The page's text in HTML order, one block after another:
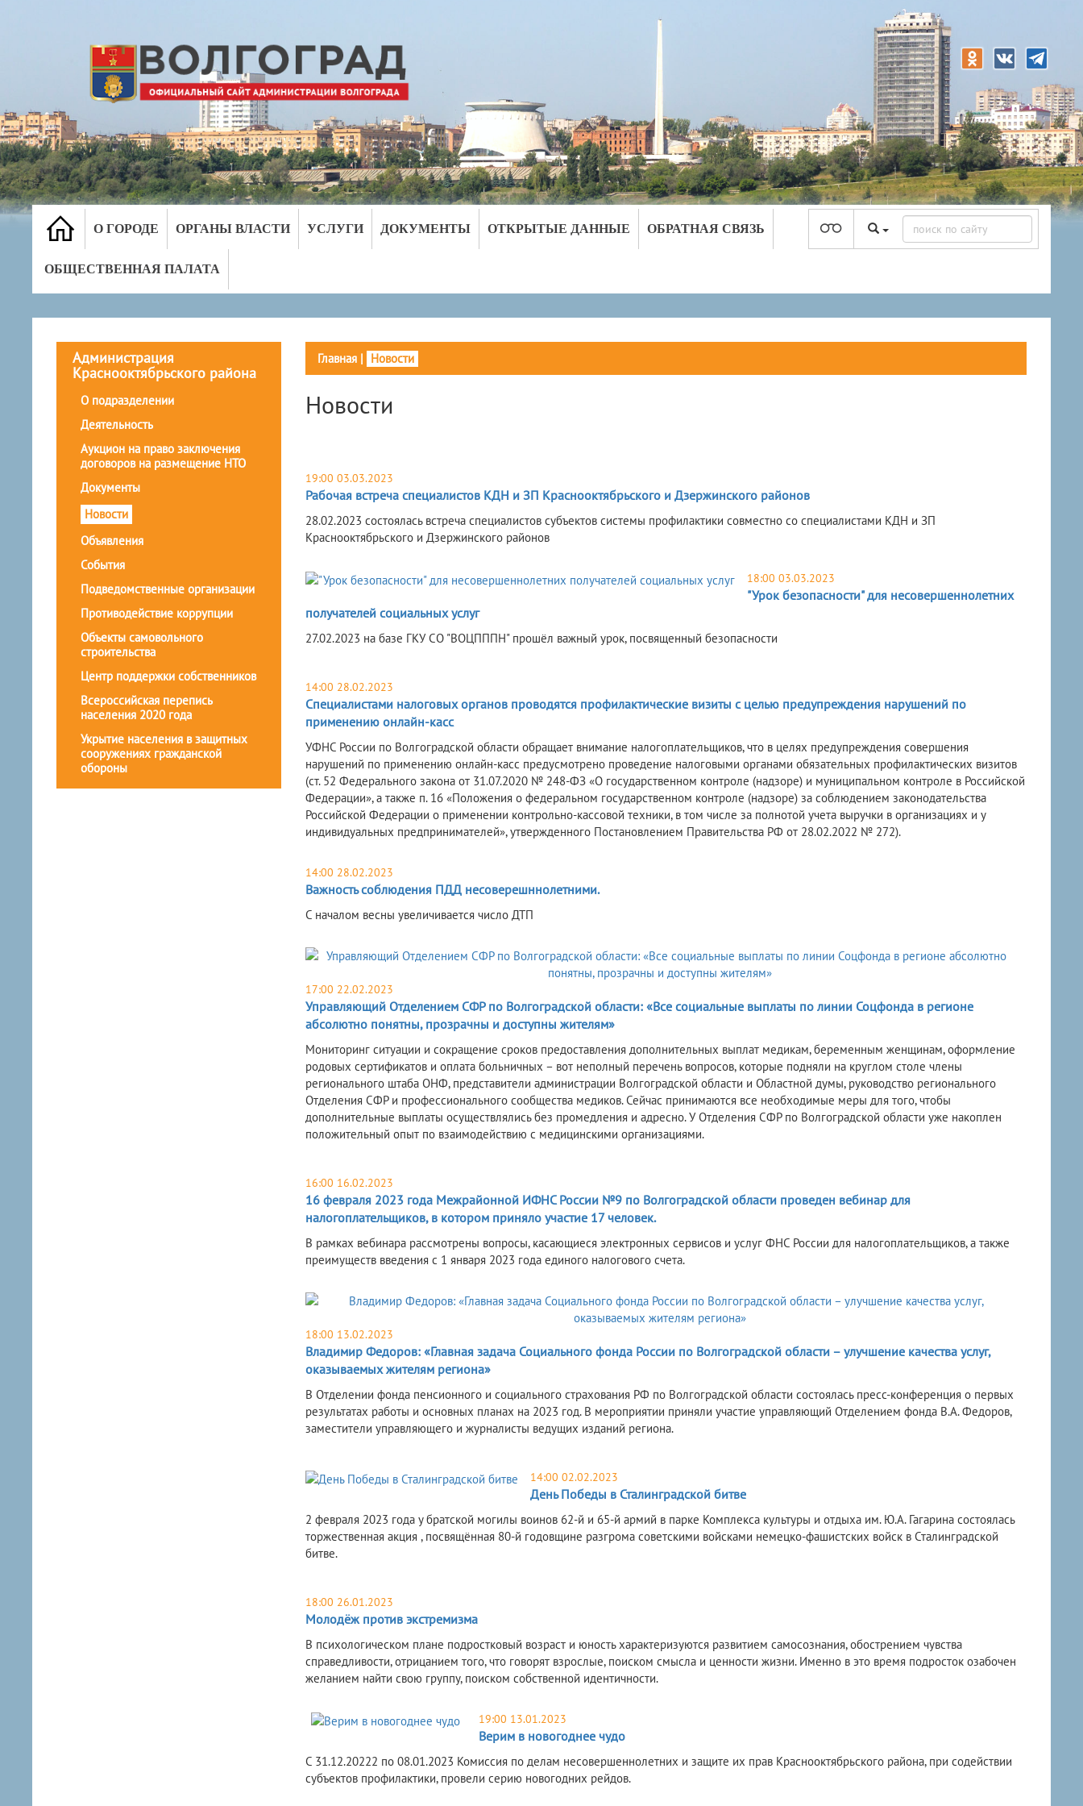
О ГОРОДЕ ОРГАНЫ ВЛАСТИ УСЛУГИ ДОКУМЕНТЫ ОТКРЫТЫЕ ДАННЫЕ ОБРАТНАЯ СВЯЗЬ
ОБЩЕСТВЕННАЯ ПАЛАТА
Администрация
Краснооктябрьского района
О подразделении
Деятельность
Аукцион на право заключения
договоров на размещение НТО
Документы
Новости
Объявления
События
Подведомственные организации
Противодействие коррупции
Объекты самовольного
строительства
Центр поддержки собственников
Всероссийская перепись
населения 2020 года
Укрытие населения в защитных
сооружениях гражданской
обороны
Главная| Новости
Новости
19:00 03.03.2023
Рабочая встреча специалистов КДН и ЗП Краснооктябрьского и Дзержинского районов
28.02.2023 состоялась встреча специалистов субъектов системы профилактики совместно со специалистами КДН и ЗП
Краснооктябрьского и Дзержинского районов
18:00 03.03.2023
"Урок безопасности" для несовершеннолетних
получателей социальных услуг
27.02.2023 на базе ГКУ СО "ВОЦПППН" прошёл важный урок, посвященный безопасности
14:00 28.02.2023
Специалистами налоговых органов проводятся профилактические визиты с целью предупреждения нарушений по
применению онлайн-касс
УФНС России по Волгоградской области обращает внимание налогоплательщиков, что в целях предупреждения совершения
нарушений по применению онлайн-касс предусмотрено проведение налоговыми органами обязательных профилактических визитов
(ст. 52 Федерального закона от 31.07.2020 № 248-ФЗ «О государственном контроле (надзоре) и муниципальном контроле в Российской
Федерации», а также п. 16 «Положения о федеральном государственном контроле (надзоре) за соблюдением законодательства
Российской Федерации о применении контрольно-кассовой техники, в том числе за полнотой учета выручки в организациях и у
индивидуальных предпринимателей», утвержденного Постановлением Правительства РФ от 28.02.2022 № 272).
14:00 28.02.2023
Важность соблюдения ПДД несоверешннолетними.
С началом весны увеличивается число ДТП
17:00 22.02.2023
Управляющий Отделением СФР по Волгоградской области: «Все социальные выплаты по линии Соцфонда в регионе
абсолютно понятны, прозрачны и доступны жителям»
Мониторинг ситуации и сокращение сроков предоставления дополнительных выплат медикам, беременным женщинам, оформление
родовых сертификатов и оплата больничных – вот неполный перечень вопросов, которые подняли на круглом столе члены
регионального штаба ОНФ, представители администрации Волгоградской области и Областной думы, руководство регионального
Отделения СФР и профессионального сообщества медиков. Сейчас принимаются все необходимые меры для того, чтобы
дополнительные выплаты осуществлялись без промедления и адресно. У Отделения СФР по Волгоградской области уже накоплен
положительный опыт по взаимодействию с медицинскими организациями.
16:00 16.02.2023
16 февраля 2023 года Межрайонной ИФНС России №9 по Волгоградской области проведен вебинар для
налогоплательщиков, в котором приняло участие 17 человек.
В рамках вебинара рассмотрены вопросы, касающиеся электронных сервисов и услуг ФНС России для налогоплательщиков, а также
преимуществ введения с 1 января 2023 года единого налогового счета.
18:00 13.02.2023
Владимир Федоров: «Главная задача Социального фонда России по Волгоградской области – улучшение качества услуг,
оказываемых жителям региона»
В Отделении фонда пенсионного и социального страхования РФ по Волгоградской области состоялась пресс-конференция о первых
результатах работы и основных планах на 2023 год. В мероприятии приняли участие управляющий Отделением фонда В.А. Федоров,
заместители управляющего и журналисты ведущих изданий региона.
14:00 02.02.2023
День Победы в Сталинградской битве
2 февраля 2023 года у братской могилы воинов 62-й и 65-й армий в парке Комплекса культуры и отдыха им. Ю.А. Гагарина состоялась
торжественная акция , посвящённая 80-й годовщине разгрома советскими войсками немецко-фашистских войск в Сталинградской
битве.
18:00 26.01.2023
Молодёж против экстремизма
В психологическом плане подростковый возраст и юность характеризуются развитием самосознания, обострением чувства
справедливости, отрицанием того, что говорят взрослые, поиском смысла и ценности жизни. Именно в это время подросток озабочен
желанием найти свою группу, поиском собственной идентичности.
19:00 13.01.2023
Верим в новогоднее чудо
С 31.12.20222 по 08.01.2023 Комиссия по делам несовершеннолетних и защите их прав Краснооктябрьского района, при содействии
субъектов профилактики, провели серию новогодних рейдов.